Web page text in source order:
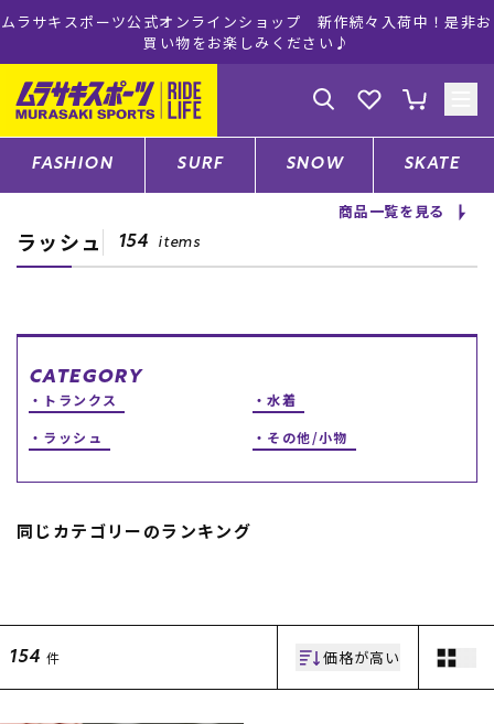
ムラサキスポーツ公式オンラインショップ 新作続々入荷中！是非お
買い物をお楽しみください♪
ゲスト様
ログイン 会員登録
CATEGORY
ファッションTOP
スノーTOP
FASHION SURF SNOW SKATE
商品一覧を見る
ラッシュ 154 items
CATEGORY
トランクス
水着
ラッシュ
その他/小物
同じカテゴリーのランキング
154 件 価格が高い